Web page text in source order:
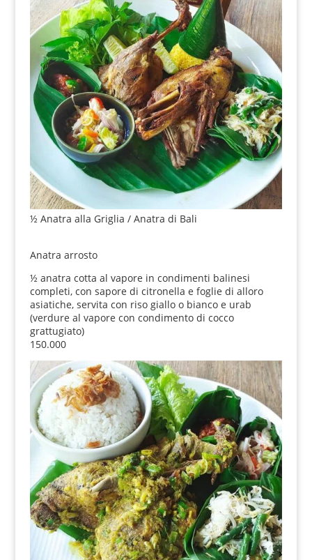
½ Anatra alla Griglia / Anatra di Bali
Anatra arrosto
½ anatra cotta al vapore in condimenti balinesi
completi, con sapore di citronella e foglie di alloro
asiatiche, servita con riso giallo o bianco e urab
(verdure al vapore con condimento di cocco
grattugiato)
150.000